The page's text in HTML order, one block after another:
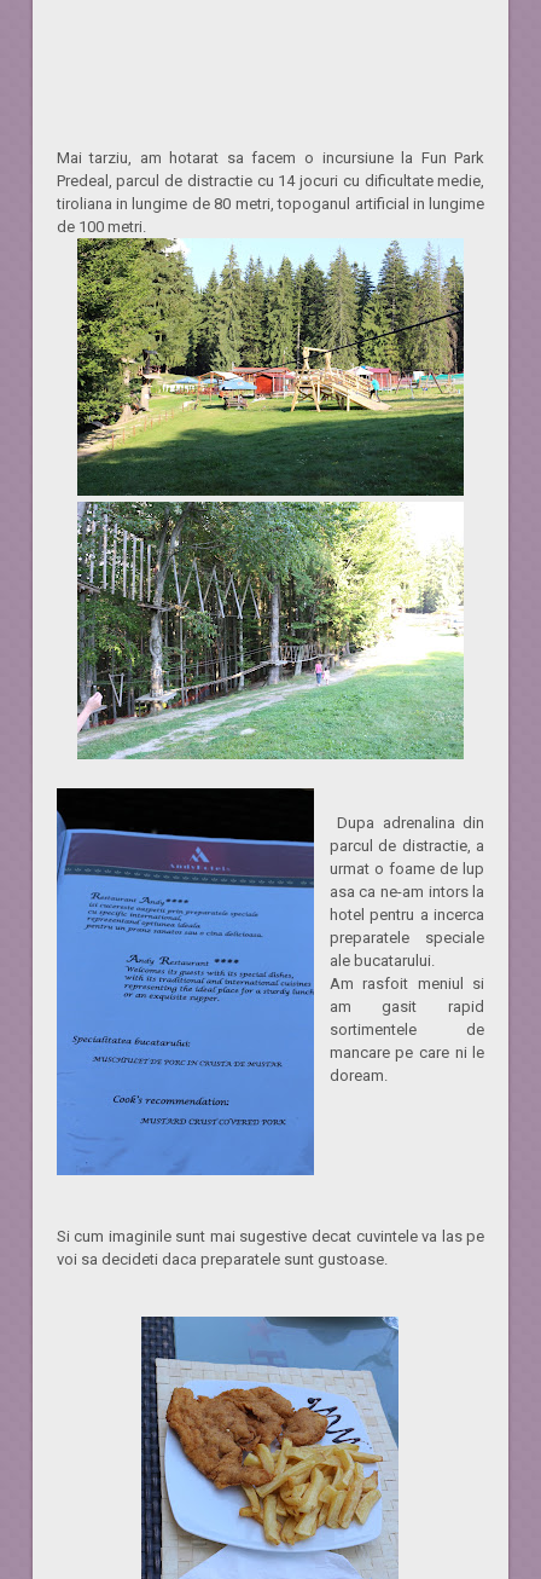
Mai tarziu, am hotarat sa facem o incursiune la Fun Park
Predeal , parcul de distractie cu 14 jocuri cu dificultate medie,
tiroliana in lungime de 80 metri, topoganul artificial in lungime
de 100 metri.
Dupa adrenalina din
parcul de distractie, a
urmat o foame de lup
asa ca ne-am intors la
hotel pentru a incerca
preparatele speciale
ale bucatarului.
Am rasfoit meniul si
am gasit rapid
sortimentele de
mancare pe care ni le
doream.
Si cum imaginile sunt mai sugestive decat cuvintele va las pe
voi sa decideti daca preparatele sunt gustoase.